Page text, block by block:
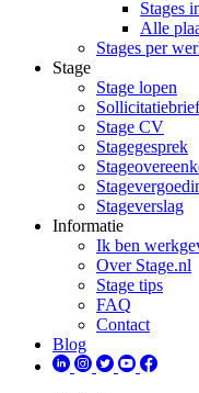
Stages
Alle
Stages per
Stage
Stage lopen
Sollicitatiebrief
Stage CV
Stagegesprek
Stageverslag
Informatie
Ik ben
Over Stage.nl
Stage tips
FAQ
Contact
Blog